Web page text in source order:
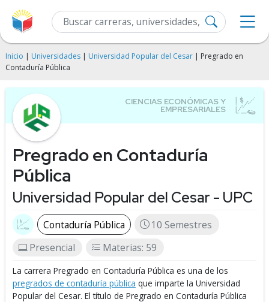
Inicio | Universidades | Universidad Popular del Cesar | Pregrado en
Contaduría Pública
Pregrado en Contaduría
Pública
Universidad Popular del Cesar - UPC
Contaduría Pública
10 Semestres
Presencial
Materias: 59
La carrera Pregrado en Contaduría Pública es una de los
pregrados de contaduría pública que imparte la Universidad
Popular del Cesar. El título de Pregrado en Contaduría Pública